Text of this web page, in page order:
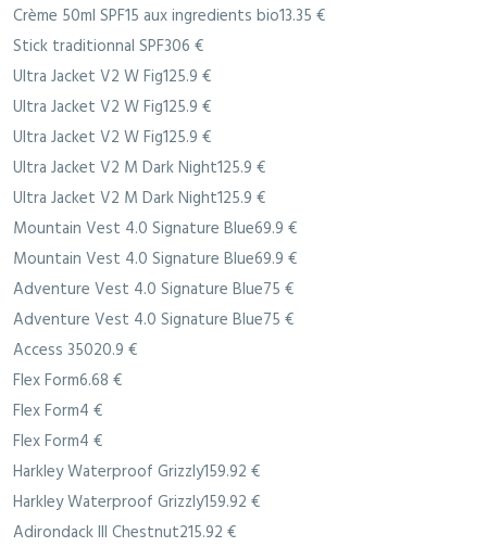
Crème 50ml SPF15 aux ingredients bio13.35 €
Stick traditionnal SPF306 €
Ultra Jacket V2 W Fig125.9 €
Ultra Jacket V2 W Fig125.9 €
Ultra Jacket V2 W Fig125.9 €
Ultra Jacket V2 M Dark Night125.9 €
Ultra Jacket V2 M Dark Night125.9 €
Mountain Vest 4.0 Signature Blue69.9 €
Mountain Vest 4.0 Signature Blue69.9 €
Adventure Vest 4.0 Signature Blue75 €
Adventure Vest 4.0 Signature Blue75 €
Access 35020.9 €
Flex Form6.68 €
Flex Form4 €
Flex Form4 €
Harkley Waterproof Grizzly159.92 €
Harkley Waterproof Grizzly159.92 €
Adirondack III Chestnut215.92 €